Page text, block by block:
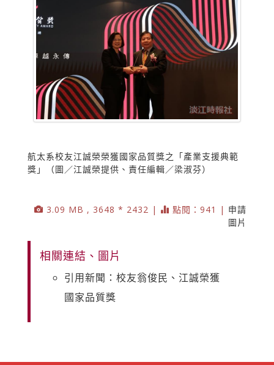
航太系校友江誠榮榮獲國家品質獎之「產業支援典範
獎」（圖／江誠榮提供、責任編輯／梁淑芬）
3.09 MB , 3648 * 2432 | 點閱：941 | 申請
圖片
相關連結、圖片
引用新聞：校友翁俊民、江誠榮獲
國家品質獎